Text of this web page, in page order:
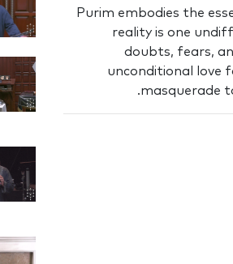
Purim embodies the
reality is one
doubts, fears,
unconditional love
masquerade